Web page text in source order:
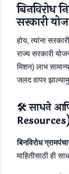
बिनविरोध
सरकारी
होय, त्यांना
राज्य सरकारी
मिशन) लाभ
जलद वापर
🛠️ साधने
बिनविरोध
माहितीसाठी ही